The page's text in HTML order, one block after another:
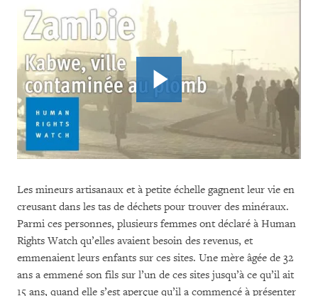
Les mineurs artisanaux et à petite échelle gagnent leur vie en
creusant dans les tas de déchets pour trouver des minéraux.
Parmi ces personnes, plusieurs femmes ont déclaré à Human
Rights Watch qu’elles avaient besoin des revenus, et
emmenaient leurs enfants sur ces sites. Une mère âgée de 32
ans a emmené son fils sur l’un de ces sites jusqu’à ce qu’il ait
15 ans, quand elle s’est aperçue qu’il a commencé à présenter